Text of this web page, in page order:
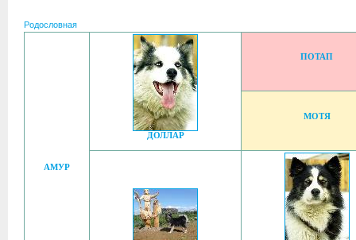
Родословная
АМУР
ДОЛЛАР
ПОТАП
МОТЯ